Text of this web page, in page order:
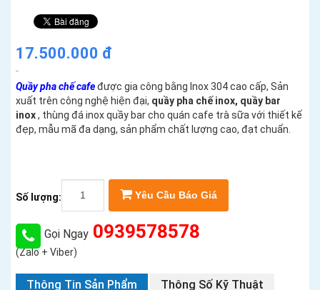
17.500.000 đ
Quầy pha chế cafeđược gia công bằng Inox 304 cao cấp, Sản
xuất trên công nghệ hiện đại, quầy pha chế inox, quầy bar
inox, thùng đá inox quầy barcho quán cafe trà sữa với thiết kế
đẹp, mẫu mã đa dạng, sản phẩm chất lượng cao, đạt chuẩn.
Số lượng: Yêu Cầu Báo Giá
Gọi Ngay 0939578578
(Zalo + Viber)
Thông Tin Sản Phẩm Thông Số Kỹ Thuật